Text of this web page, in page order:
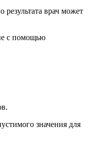
врач может
с помощью
значения для